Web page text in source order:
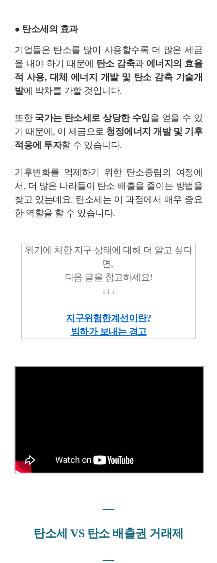
● 탄소세의 효과
기업들은 탄소를 많이 사용할수록 더 많은 세금
을 내야 하기 때문에
탄소 감축과 에너지의 효율
적 사용, 대체 에너지 개발 및 탄소 감축 기술개
발에 박차를 가할 것입니다.
또한 국가는 탄소세로 상당한 수입을 얻을 수 있
기 때문에, 이 세금으로 청정에너지 개발 및 기후
적응에 투자할 수 있습니다.
기후변화를 억제하기 위한 탄소중립의 여정에
서, 더 많은 나라들이 탄소 배출을 줄이는 방법을
찾고 있는데요. 탄소세는 이 과정에서 매우 중요
한 역할을 할 수 있습니다.
위기에 처한 지구 상태에 대해 더 알고 싶다
면,
다음 글을 참고하세요!
↓↓ ↓
지구위험한계선이란?
빙하가 보내는 경고
―
탄소세 VS 탄소 배출권 거래제
―